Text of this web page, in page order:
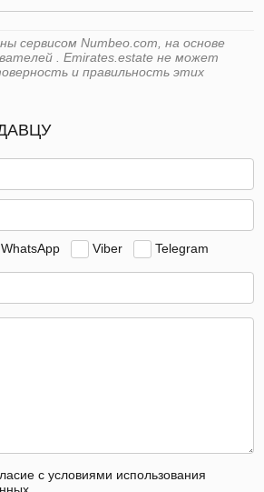
сервисом Numbeo.com, на основе
. Emirates.estate не может
и правильность этих
WhatsApp Viber Telegram
с условиями использования